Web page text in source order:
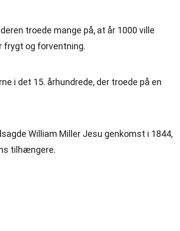
troede mange på, at år 1000 ville
frygt og forventning.
i det 15. århundrede, der troede på en
William Miller Jesu genkomst i 1844,
tilhængere.